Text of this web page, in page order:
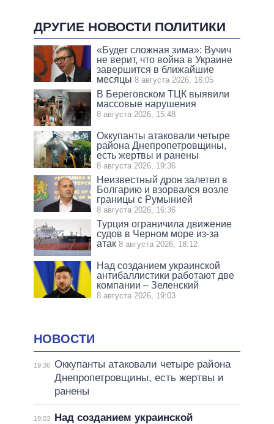
ДРУГИЕ НОВОСТИ ПОЛИТИКИ
«Будет сложная зима»: Вучич
не верит, что война в Украине
завершится в ближайшие
месяцы 8 августа 2026, 16:05
В Береговском ТЦК выявили
массовые нарушения
8 августа 2026, 15:48
Оккупанты атаковали четыре
района Днепропетровщины,
есть жертвы и ранены
8 августа 2026, 19:36
Неизвестный дрон залетел в
Болгарию и взорвался возле
границы с Румынией
8 августа 2026, 16:36
Турция ограничила движение
судов в Черном море из-за
атак 8 августа 2026, 18:12
Над созданием украинской
антибаллистики работают две
компании – Зеленский
8 августа 2026, 19:03
НОВОСТИ
19:36 Оккупанты атаковали четыре района
Днепропетровщины, есть жертвы и
ранены
19:03
Над созданием украинской